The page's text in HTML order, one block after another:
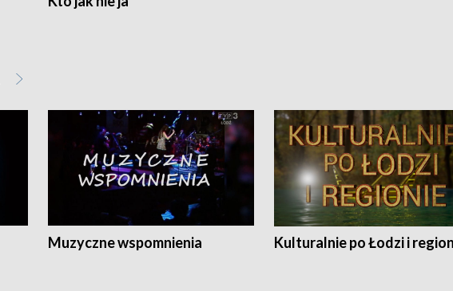
Muzyczne wspomnienia Kulturalnie po Łodzi i